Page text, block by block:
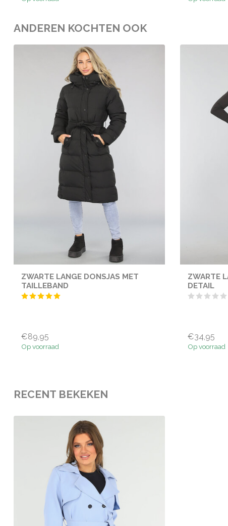
ANDEREN KOCHTEN OOK
ZWARTE LANGE DONSJAS MET
TAILLEBAND
€89,95
Op voorraad
ZWARTE
DETAIL
€34,95
Op voorraad
RECENT BEKEKEN